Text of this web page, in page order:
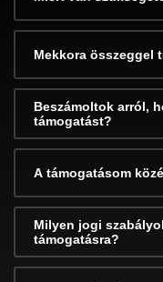
Mekkora összeggel
Beszámoltok arról,
támogatást?
A támogatásom
Milyen jogi
támogatásra?